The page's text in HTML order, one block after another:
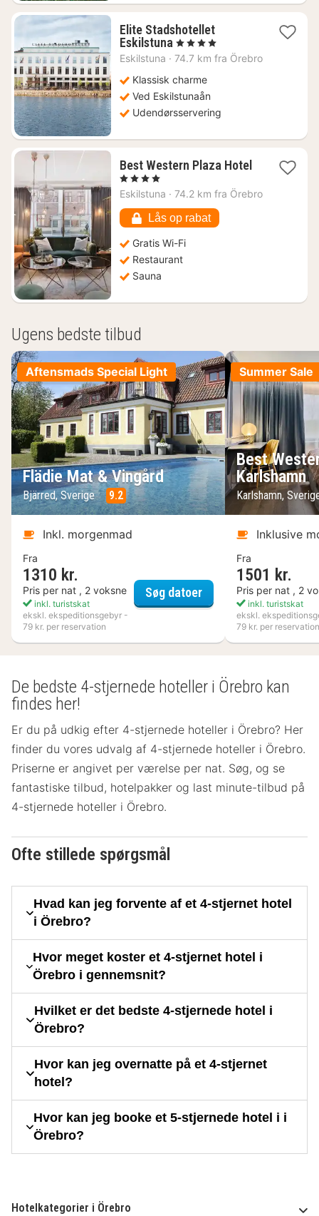
Elite Stadshotellet
Eskilstuna 1
nat
721
kr.
, 4 Stjerner
Eskilstuna · 74.7 km fra Örebro
Klassisk charme
Ved Eskilstunaån
Udendørsservering
Best Western Plaza Hotel
1
nat
646
kr.
, 4 Stjerner
Eskilstuna · 74.2 km fra Örebro
Lås op rabat
Gratis Wi-Fi
Restaurant
Sauna
Ugens bedste tilbud
Aftensmads Special Light
Flädie Mat & Vingård
Bjärred, Sverige 9.2
Inkl. morgenmad
Fra
1310 kr.
Pris per nat , 2 voksne
inkl. turistskat
ekskl. ekspeditionsgebyr -
79 kr. per reservation
Søg datoerFlädie Mat & Vingård
Summer Sale
Best
Karlshamn
Karlshamn,
Inklusive
Fra
1501 kr.
Pris per nat , 2
inkl. turistskat
ekskl.
79 kr. per reservation
De bedste 4-stjernede hoteller i Örebro kan
findes her!
Er du på udkig efter 4-stjernede hoteller i Örebro? Her
finder du vores udvalg af 4-stjernede hoteller i Örebro.
Priserne er angivet per værelse per nat. Søg, og se
fantastiske tilbud, hotelpakker og last minute-tilbud på
4-stjernede hoteller i Örebro.
Ofte stillede spørgsmål
Hvad kan jeg forvente af et 4-stjernet hotel
i Örebro?
Hvor meget koster et 4-stjernet hotel i
Örebro i gennemsnit?
Hvilket er det bedste 4-stjernede hotel i
Örebro?
Hvor kan jeg overnatte på et 4-stjernet
hotel?
Hvor kan jeg booke et 5-stjernede hotel i i
Örebro?
Hotelkategorier i Örebro